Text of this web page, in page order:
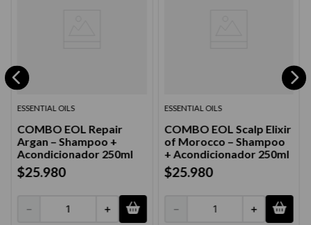
ESSENTIAL OILS
COMBO EOL Repair
Argan – Shampoo +
Acondicionador 250ml
$25.980
＋
－
ESSENTIAL OILS
COMBO EOL Scalp Elixir
of Morocco – Shampoo
+ Acondicionador 250ml
$25.980
＋
－